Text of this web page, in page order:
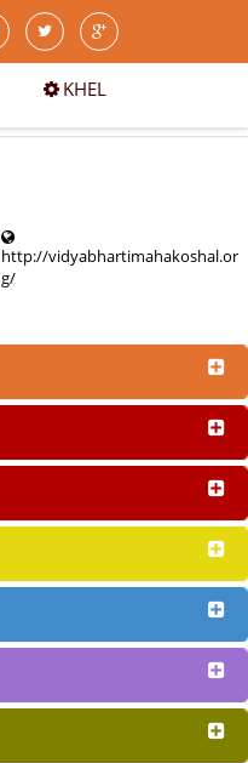
KHEL
http://vidyabhartimahakoshal.or
g/